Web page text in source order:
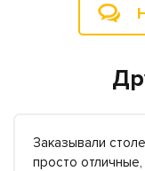
Заказывали
просто